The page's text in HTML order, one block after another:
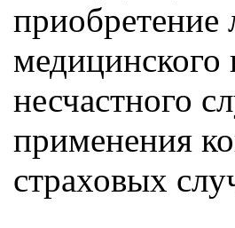
приобретение
медицинского
несчастного
применения
страховых